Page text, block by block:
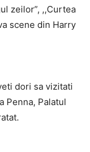
zeilor”, ,,Curtea
scene din Harry
dori sa vizitati
Penna, Palatul